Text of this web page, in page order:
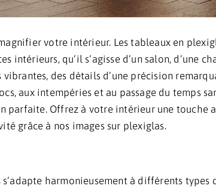
votre intérieur. Les tableaux en
qu’il s’agisse d’un salon, d’une
des détails d’une précision
aux intempéries et au passage du temps
parfaite. Offrez à votre intérieur une touche
grâce à nos images sur plexiglas.
harmonieusement à différents types